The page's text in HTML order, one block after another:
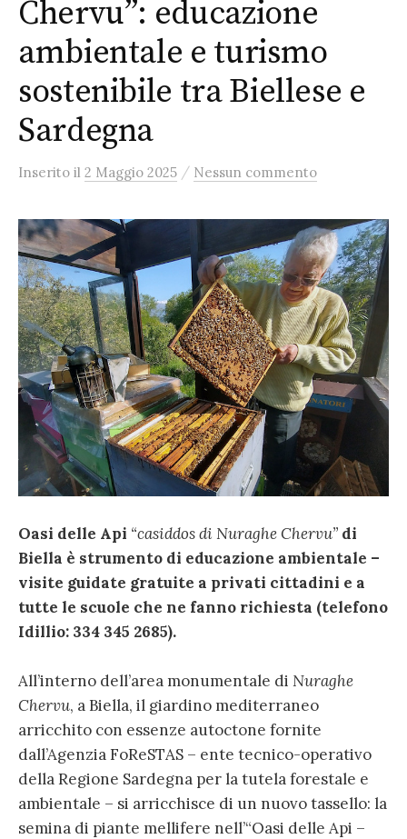
Chervu”: educazione
ambientale e turismo
sostenibile tra Biellese e
Sardegna
Inserito il 2 Maggio 2025 / Nessun commento
Oasi delle Api “casiddos di Nuraghe Chervu” di
Biella è strumento di educazione ambientale –
visite guidate gratuite a privati cittadini e a
tutte le scuole che ne fanno richiesta (telefono
Idillio: 334 345 2685).
All’interno dell’area monumentale di Nuraghe
Chervu, a Biella, il giardino mediterraneo
arricchito con essenze autoctone fornite
dall’Agenzia FoReSTAS – ente tecnico-operativo
della Regione Sardegna per la tutela forestale e
ambientale – si arricchisce di un nuovo tassello: la
semina di piante mellifere nell’“Oasi delle Api –